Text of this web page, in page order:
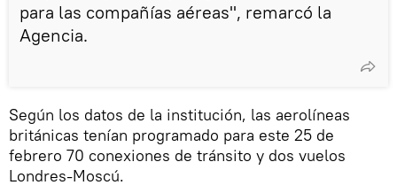
para las compañías aéreas", remarcó la
Agencia.
Según los datos de la institución, las aerolíneas
británicas tenían programado para este 25 de
febrero 70 conexiones de tránsito y dos vuelos
Londres-Moscú.